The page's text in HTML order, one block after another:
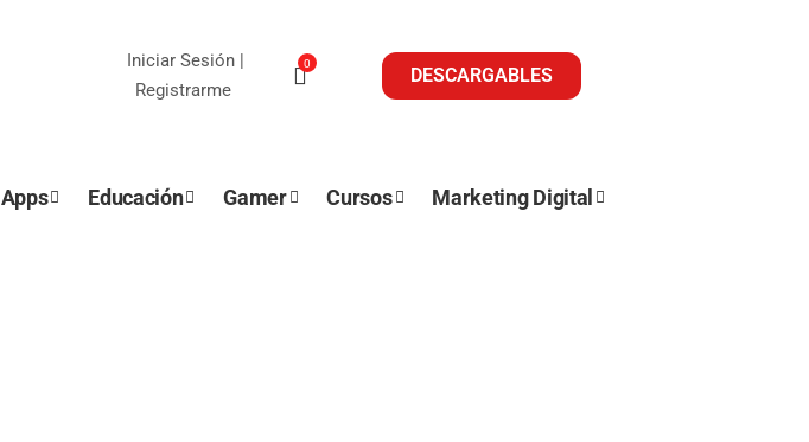
Iniciar Sesión|
Registrarme
0
DESCARGABLES
Apps Educación Gamer Cursos Marketing Digital